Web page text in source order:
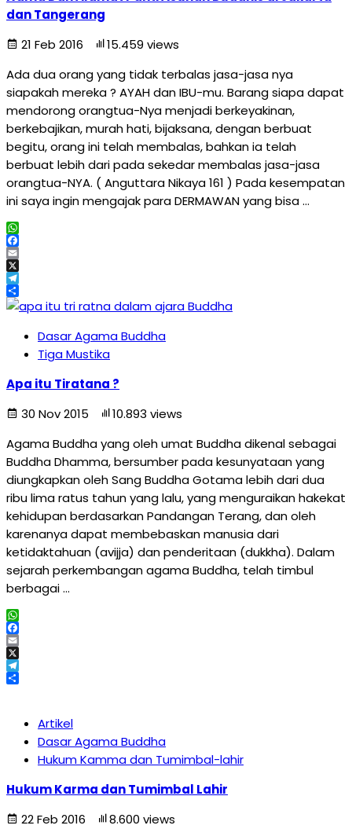
dan Tangerang
21 Feb 2016
15.459 views
Ada dua orang yang tidak terbalas jasa-jasa nya
siapakah mereka ? AYAH dan IBU-mu. Barang siapa dapat
mendorong orangtua-Nya menjadi berkeyakinan,
berkebajikan, murah hati, bijaksana, dengan berbuat
begitu, orang ini telah membalas, bahkan ia telah
berbuat lebih dari pada sekedar membalas jasa-jasa
orangtua-NYA. ( Anguttara Nikaya 161 ) Pada kesempatan
ini saya ingin mengajak para DERMAWAN yang bisa …
WhatsApp
Facebook
Email
X
Telegram
Share
Dasar Agama Buddha
Tiga Mustika
Apa itu Tiratana ?
30 Nov 2015
10.893 views
Agama Buddha yang oleh umat Buddha dikenal sebagai
Buddha Dhamma, bersumber pada kesunyataan yang
diungkapkan oleh Sang Buddha Gotama lebih dari dua
ribu lima ratus tahun yang lalu, yang menguraikan hakekat
kehidupan berdasarkan Pandangan Terang, dan oleh
karenanya dapat membebaskan manusia dari
ketidaktahuan (avijja) dan penderitaan (dukkha). Dalam
sejarah perkembangan agama Buddha, telah timbul
berbagai …
WhatsApp
Facebook
Email
X
Telegram
Artikel
Dasar Agama Buddha
Hukum Kamma dan Tumimbal-lahir
Hukum Karma dan Tumimbal Lahir
22 Feb 2016
8.600 views